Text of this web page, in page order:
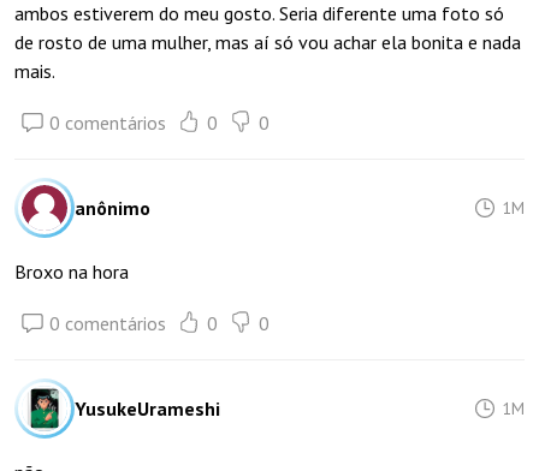
ambos estiverem do meu gosto. Seria diferente uma foto só
de rosto de uma mulher, mas aí só vou achar ela bonita e nada
mais.
0 comentários 0 0
anônimo 1M
Broxo na hora
0 comentários 0 0
YusukeUrameshi 1M